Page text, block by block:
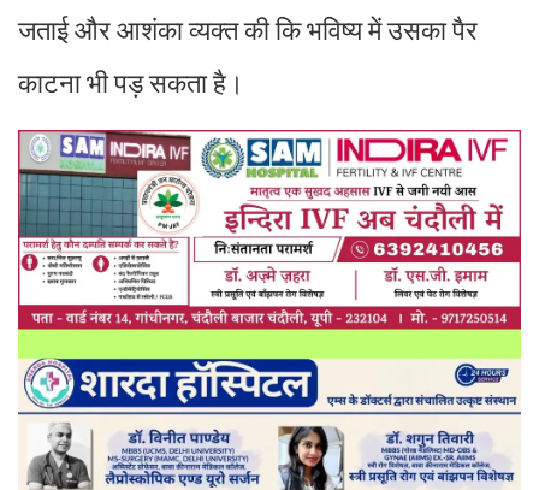
जताई और आशंका व्यक्त की कि भविष्य में उसका पैर
काटना भी पड़ सकता है।